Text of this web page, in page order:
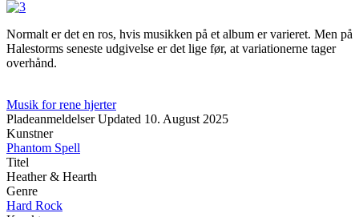
Normalt er det en ros, hvis musikken på et album er varieret. Men på
Halestorms seneste udgivelse er det lige før, at variationerne tager
overhånd.
Musik for rene hjerter
Pladeanmeldelser Updated 10. August 2025
Kunstner
Phantom Spell
Titel
Heather & Hearth
Genre
Hard Rock